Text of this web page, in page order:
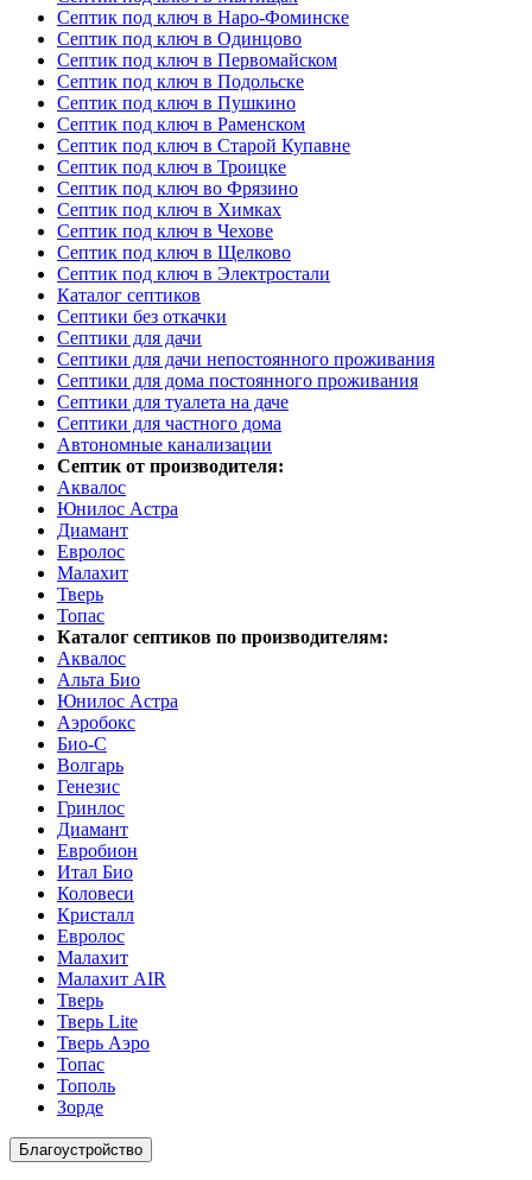
Септик под ключ в Наро-Фоминске
Септик под ключ в Одинцово
Септик под ключ в Первомайском
Септик под ключ в Подольске
Септик под ключ в Пушкино
Септик под ключ в Раменском
Септик под ключ в Старой Купавне
Септик под ключ в Троицке
Септик под ключ во Фрязино
Септик под ключ в Химках
Септик под ключ в Чехове
Септик под ключ в Щелково
Септик под ключ в Электростали
Каталог септиков
Септики без откачки
Септики для дачи
Септики для дачи непостоянного проживания
Септики для дома постоянного проживания
Септики для туалета на даче
Септики для частного дома
Автономные канализации
Септик от производителя:
Аквалос
Юнилос Астра
Диамант
Евролос
Малахит
Тверь
Топас
Каталог септиков по производителям:
Аквалос
Альта Био
Юнилос Астра
Аэробокс
Био-С
Волгарь
Генезис
Гринлос
Диамант
Евробион
Итал Био
Коловеси
Кристалл
Евролос
Малахит
Малахит AIR
Тверь
Тверь Lite
Тверь Аэро
Топас
Тополь
Зорде
Благоустройство